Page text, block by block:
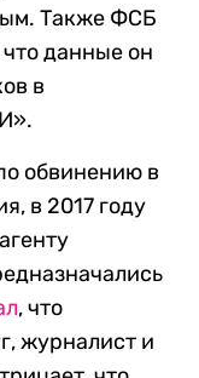
Также ФСБ
данные он
в
обвинению в
в 2017 году
, что
журналист и